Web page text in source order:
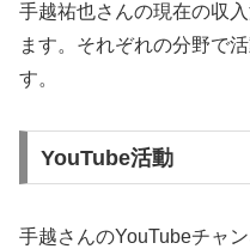
手越祐也さんの現在の収
ます。それぞれの分野で
す。
YouTube活動
手越さんのYouTubeチャ